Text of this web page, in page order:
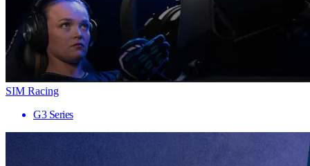
SIM Racing
G3 Series